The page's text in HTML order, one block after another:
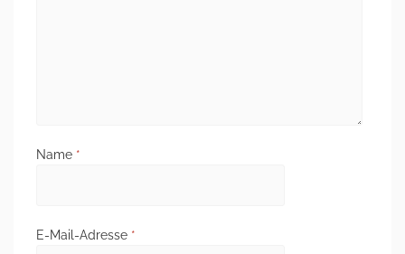
Name *
E-Mail-Adresse *